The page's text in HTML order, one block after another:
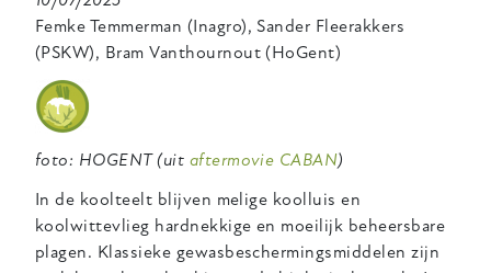
Femke Temmerman (Inagro), Sander Fleerakkers
(PSKW), Bram Vanthournout (HoGent)
foto: HOGENT (uit aftermovie CABAN)
In de koolteelt blijven melige koolluis en
koolwittevlieg hardnekkige en moeilijk beheersbare
plagen. Klassieke gewasbeschermingsmiddelen zijn